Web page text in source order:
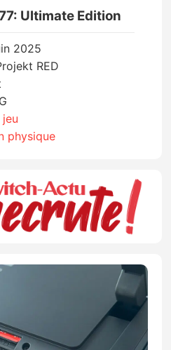
Ultimate Edition
2025
RED
physique